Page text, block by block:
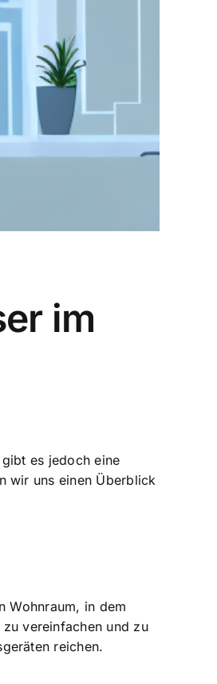
im
es jedoch eine
wir uns einen Überblick
Wohnraum, in dem
vereinfachen und zu
reichen.